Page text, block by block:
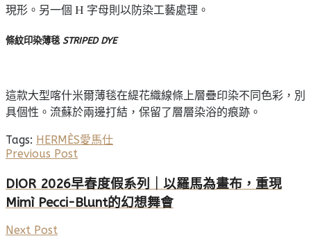
現形。另一個 H 字母則以防染工藝處理。
條紋印染薄毯STRIPED DYE
這款大型喀什米爾薄毯在緹花織線條上層疊印染不同色彩，別
具個性。流蘇於兩邊打結，保留了層層染浴的痕跡。
Tags: HERMÈS愛馬仕
Previous Post
DIOR 2026早春度假系列｜以羅馬為畫布，重現
Mimì Pecci-Blunt的幻想舞會
Next Post